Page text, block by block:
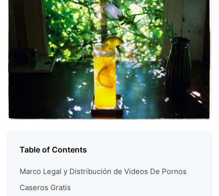
Table of Contents
Marco Legal y Distribución de Videos De Pornos
Caseros Gratis